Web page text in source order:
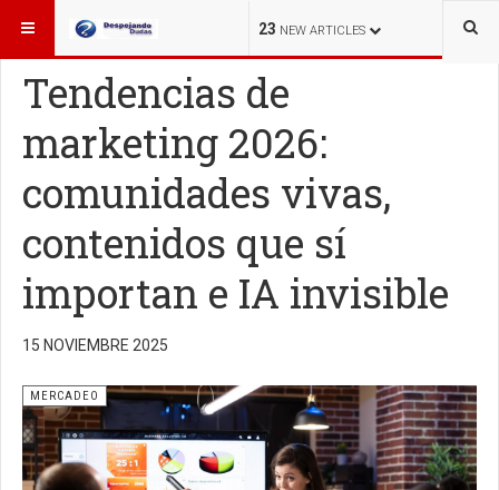
23 NEW ARTICLES
ESTÁ AQUÍ: MERCADEO
Tendencias de
marketing 2026:
comunidades vivas,
contenidos que sí
importan e IA invisible
15 NOVIEMBRE 2025
MERCADEO